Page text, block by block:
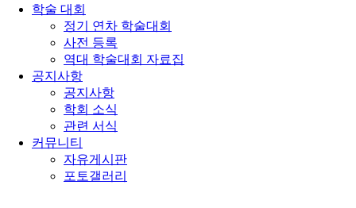
학술 대회
정기 연차 학술대회
사전 등록
역대 학술대회 자료집
공지사항
공지사항
학회 소식
관련 서식
커뮤니티
자유게시판
포토갤러리